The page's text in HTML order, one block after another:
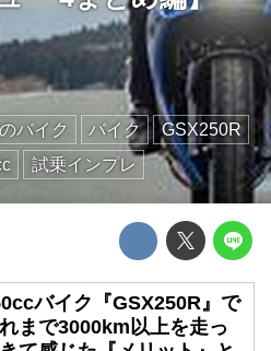
バイク バイク
GSX250R
試乗インプレ
バイク『GSX250R』で
まで3000km以上を走っ